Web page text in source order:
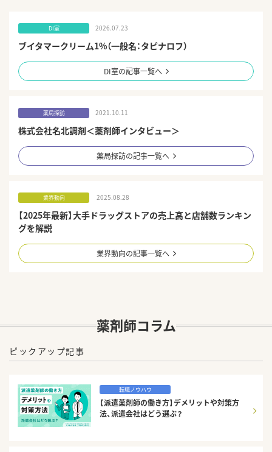
DI室 2026.07.23
ブイタマークリーム1%（一般名：タピナロフ）
DI室の記事一覧へ
薬局探訪 2021.10.11
株式会社名北調剤＜薬剤師インタビュー＞
薬局探訪の記事一覧へ
業界動向 2025.08.28
【2025年最新】大手ドラッグストアの売上高と店舗数ランキン
グを解説
業界動向の記事一覧へ
薬剤師コラム
ピックアップ記事
転職ノウハウ
【派遣薬剤師の働き方】デメリットや対策方
法、派遣会社はどう選ぶ？